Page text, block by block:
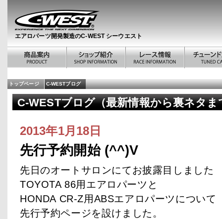
エアロパーツ開発製造のC-WEST シーウエスト
トップページ C-WESTブログ
C-WESTブログ（最新情報から裏ネタま
2013年1月18日
先行予約開始 (^^)V
先日のオートサロンにてお披露目しました
TOYOTA 86用エアロパーツと
HONDA CR-Z用ABSエアロパーツについて
先行予約ページを設けました。